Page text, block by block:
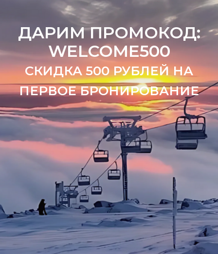
ДАРИМ ПРОМОКОД:
WELCOME500
СКИДКА 500 РУБЛЕЙ НА
ПЕРВОЕ БРОНИРОВАНИЕ